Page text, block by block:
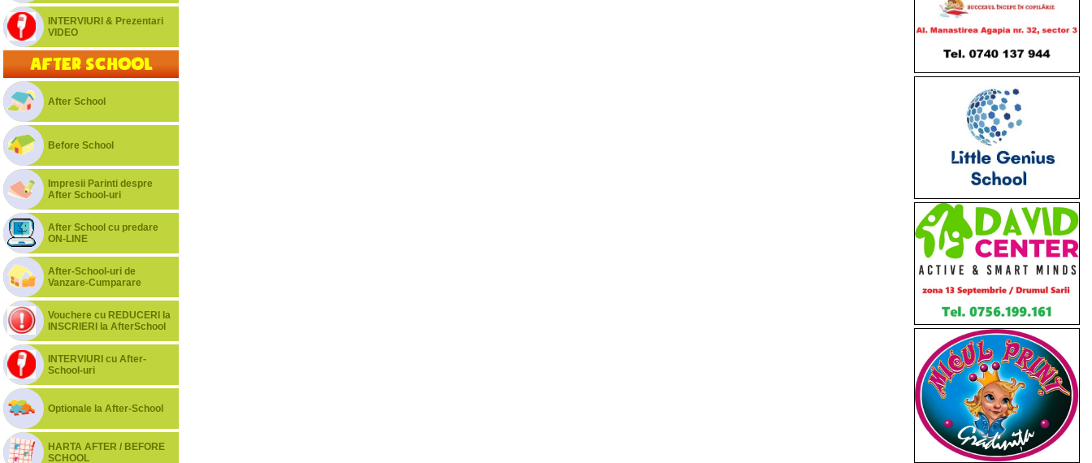
INTERVIURI & Prezentari
VIDEO
After School
After School
Before School
Impresii Parinti despre
After School-uri
After School cu predare
ON-LINE
After-School-uri de
Vanzare-Cumparare
Vouchere cu REDUCERI la
INSCRIERI la AfterSchool
INTERVIURI cu After-
School-uri
Optionale la After-School
HARTA AFTER / BEFORE
SCHOOL